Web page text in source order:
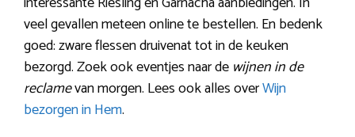
veel gevallen meteen online te bestellen. En bedenk
goed: zware flessen druivenat tot in de keuken
bezorgd. Zoek ook eventjes naar de wijnen in de
reclamevan morgen. Lees ook alles overWijn
bezorgen in Hem.